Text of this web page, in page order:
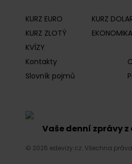
KURZ EURO
KURZ
KURZ ZLOTÝ
EKONOMIKA
KVÍZY
Kontakty
Slovník pojmů
Vaše denní zprávy
© 2026 edevizy.cz. Všechna